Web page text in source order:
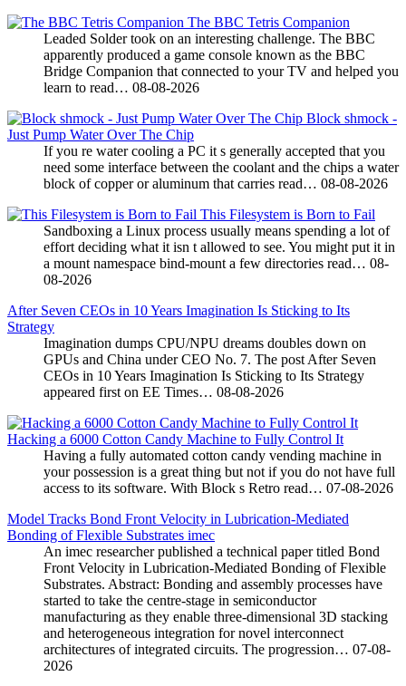
The BBC Tetris Companion
Leaded Solder took on an interesting challenge. The BBC
apparently produced a game console known as the BBC
Bridge Companion that connected to your TV and helped you
learn to read… 08-08-2026
Block shmock -
Just Pump Water Over The Chip
If you re water cooling a PC it s generally accepted that you
need some interface between the coolant and the chips a water
block of copper or aluminum that carries read… 08-08-2026
This Filesystem is Born to Fail
Sandboxing a Linux process usually means spending a lot of
effort deciding what it isn t allowed to see. You might put it in
a mount namespace bind-mount a few directories read… 08-
08-2026
After Seven CEOs in 10 Years Imagination Is Sticking to Its
Strategy
Imagination dumps CPU/NPU dreams doubles down on
GPUs and China under CEO No. 7. The post After Seven
CEOs in 10 Years Imagination Is Sticking to Its Strategy
appeared first on EE Times… 08-08-2026
Hacking a 6000 Cotton Candy Machine to Fully Control It
Having a fully automated cotton candy vending machine in
your possession is a great thing but not if you do not have full
access to its software. With Block s Retro read… 07-08-2026
Model Tracks Bond Front Velocity in Lubrication-Mediated
Bonding of Flexible Substrates imec
An imec researcher published a technical paper titled Bond
Front Velocity in Lubrication-Mediated Bonding of Flexible
Substrates. Abstract: Bonding and assembly processes have
started to take the centre-stage in semiconductor
manufacturing as they enable three-dimensional 3D stacking
and heterogeneous integration for novel interconnect
architectures of integrated circuits. The progression… 07-08-
2026